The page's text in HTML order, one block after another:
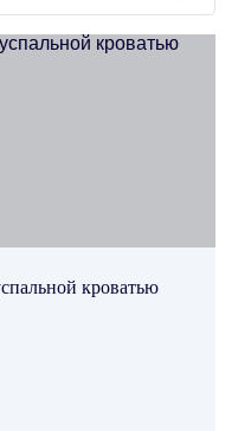
кроватью